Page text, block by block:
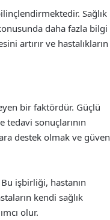
Sağlık
daha fazla bilgi
artırır ve hastalıkların
bir faktördür. Güçlü
tedavi sonuçlarının
destek olmak ve güven
işbirliği, hastanın
kendi sağlık
olur.